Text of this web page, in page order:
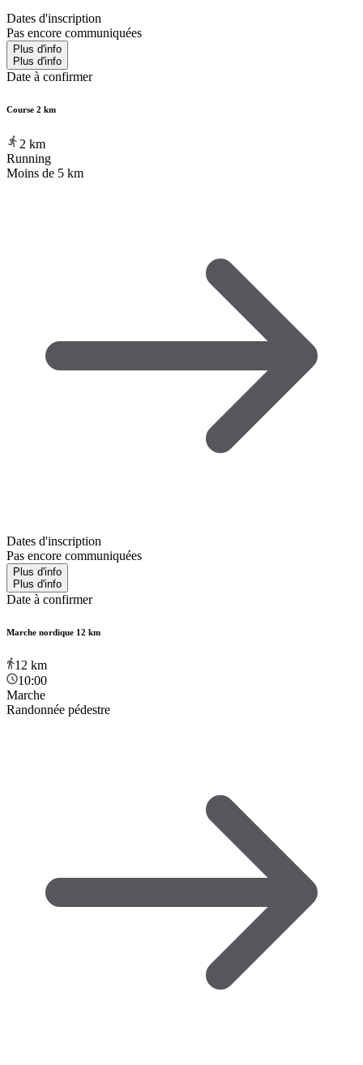
Dates d'inscription
Pas encore communiquées
Plus d'info
Plus d'info
Date à confirmer
Course 2 km
2 km
Running
Moins de 5 km
Dates d'inscription
Pas encore communiquées
Plus d'info
Plus d'info
Date à confirmer
Marche nordique 12 km
12 km
10:00
Marche
Randonnée pédestre